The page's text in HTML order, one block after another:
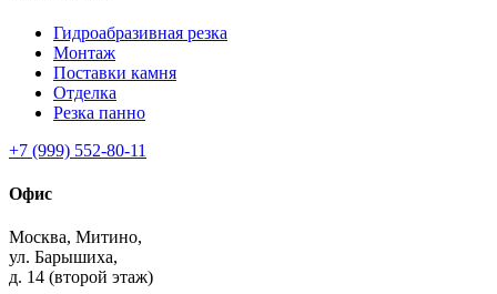
Гидроабразивная резка
Монтаж
Поставки камня
Отделка
Резка панно
+7 (999) 552-80-11
Офис
Москва, Митино,
ул. Барышиха,
д. 14 (второй этаж)